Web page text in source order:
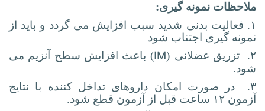
ملاحظات نمونه گیری:
۱.
فعالیت بدنی شدید سبب افزایش می گردد و باید از
نمونه گیری اجتناب شود
۲. تزریق عضلانی
(
IM) باعث افزایش سطح آنزیم می
شود.
۳. در صورت امکان داروهای تداخل کننده با نتایج
آزمون ۱۲ ساعت قبل از آزمون قطع شود.